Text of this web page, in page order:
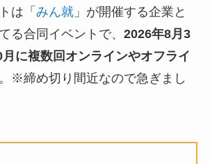
は「 みん就」が開催する企業と
る合同イベントで、 2026年8月3
に複数回オンラインやオフライ
※締め切り間近なので急ぎまし